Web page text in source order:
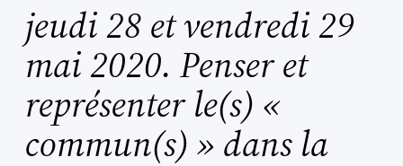
jeudi 28 et vendredi 29
mai 2020. Penser et
représenter le(s) «
commun(s) » dans la